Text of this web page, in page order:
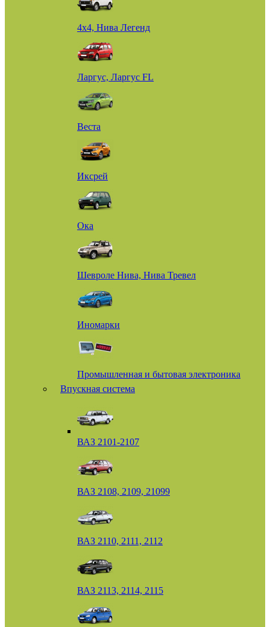
4х4, Нива Легенд
Ларгус, Ларгус FL
Веста
Иксрей
Ока
Шевроле Нива, Нива Тревел
Иномарки
Промышленная и бытовая электроника
Впускная система
ВАЗ 2101-2107
ВАЗ 2108, 2109, 21099
ВАЗ 2110, 2111, 2112
ВАЗ 2113, 2114, 2115